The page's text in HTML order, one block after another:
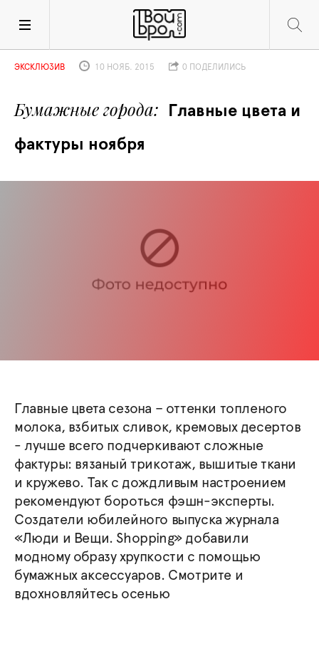
Бумажные города
Главные цвета и
фактуры ноября
ЭКСКЛЮЗИВ 10 НОЯБ. 2015 0 ПОДЕЛИЛИСЬ
Главные цвета сезона – оттенки топленого
молока, взбитых сливок, кремовых десертов
- лучше всего подчеркивают сложные
фактуры: вязаный трикотаж, вышитые ткани
и кружево. Так с дождливым настроением
рекомендуют бороться фэшн-эксперты.
Создатели юбилейного выпуска журнала
«Люди и Вещи. Shopping» добавили
модному образу хрупкости с помощью
бумажных аксессуаров. Смотрите и
вдохновляйтесь осенью